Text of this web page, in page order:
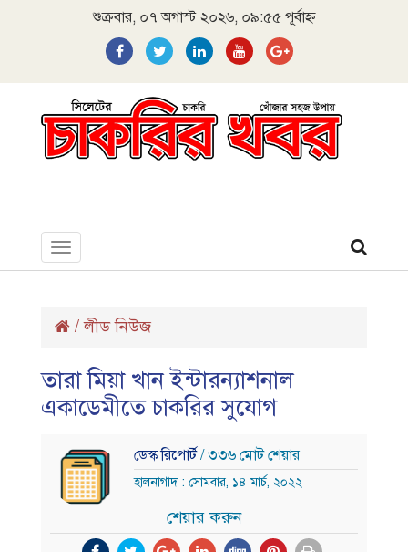
শুক্রবার, ০৭ অগাস্ট ২০২৬, ০৯:৫৫ পূর্বাহ্ন
Toggle
navigation
/লীড নিউজ
তারা মিয়া খান ইন্টারন্যাশনাল
একাডেমীতে চাকরির সুযোগ
ডেস্ক রিপোর্ট/ ৩৩৬ মোট শেয়ার
হালনাগাদ : সোমবার, ১৪ মার্চ, ২০২২
শেয়ার করুন